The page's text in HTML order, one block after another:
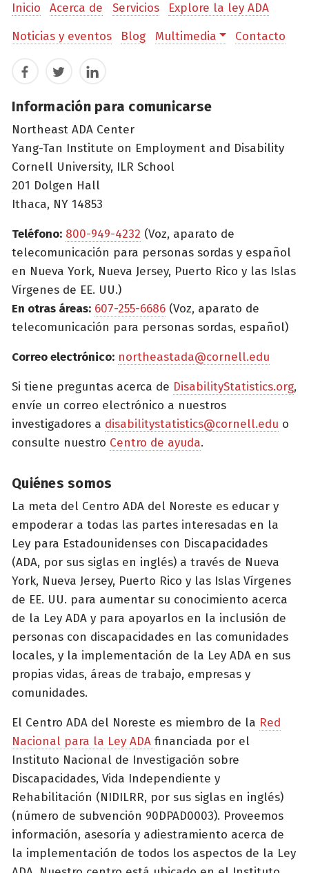
Inicio Acerca de Servicios
Explore la ley ADA
Noticias y eventos
Blog Multimedia Contacto
FacebookTwitterLinkedIn
Información para comunicarse
Northeast ADA Center
Yang-Tan Institute on Employment and Disability
Cornell University, ILR School
201 Dolgen Hall
Ithaca, NY 14853
Teléfono: 800-949-4232 (Voz, aparato de
telecomunicación para personas sordas y español
en Nueva York, Nueva Jersey, Puerto Rico y las Islas
Vírgenes de EE. UU.)
En otras áreas: 607-255-6686 (Voz, aparato de
telecomunicación para personas sordas, español)
Correo electrónico: northeastada@cornell.edu
Si tiene preguntas acerca de DisabilityStatistics.org,
envíe un correo electrónico a nuestros
investigadores a disabilitystatistics@cornell.edu o
consulte nuestro Centro de ayuda.
Quiénes somos
La meta del Centro ADA del Noreste es educar y
empoderar a todas las partes interesadas en la
Ley para Estadounidenses con Discapacidades
(ADA, por sus siglas en inglés) a través de Nueva
York, Nueva Jersey, Puerto Rico y las Islas Vírgenes
de EE. UU. para aumentar su conocimiento acerca
de la Ley ADA y para apoyarlos en la inclusión de
personas con discapacidades en las comunidades
locales, y la implementación de la Ley ADA en sus
propias vidas, áreas de trabajo, empresas y
comunidades.
El Centro ADA del Noreste es miembro de la Red
Nacional para la Ley ADA financiada por el
Instituto Nacional de Investigación sobre
Discapacidades, Vida Independiente y
Rehabilitación (NIDILRR, por sus siglas en inglés)
(número de subvención 90DPAD0003). Proveemos
información, asesoría y adiestramiento acerca de
la implementación de todos los aspectos de la Ley